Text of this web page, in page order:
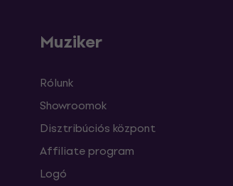
Muziker
Rólunk
Showroomok
Disztribúciós központ
Affiliate program
Logó